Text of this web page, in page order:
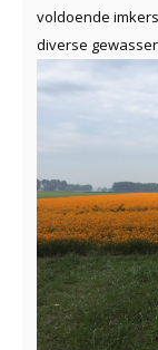
voldoende
diverse